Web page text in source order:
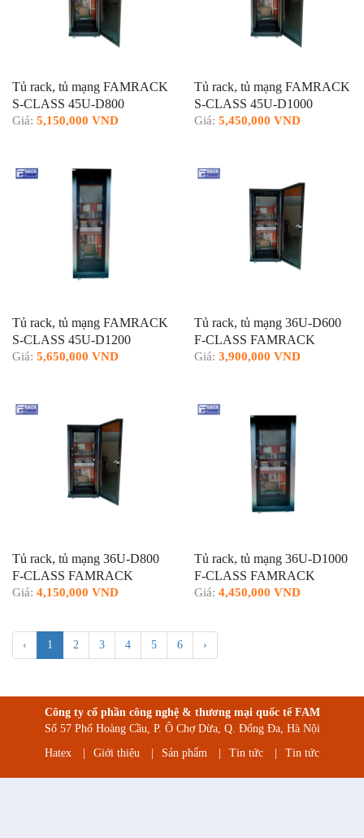
Tủ rack, tủ mạng FAMRACK
S-CLASS 45U-D800
Giá: 5,150,000 VND
Tủ rack, tủ mạng FAMRACK
S-CLASS 45U-D1000
Giá: 5,450,000 VND
Tủ rack, tủ mạng FAMRACK
S-CLASS 45U-D1200
Giá: 5,650,000 VND
Tủ rack, tủ mạng 36U-D600
F-CLASS FAMRACK
Giá: 3,900,000 VND
Tủ rack, tủ mạng 36U-D800
F-CLASS FAMRACK
Giá: 4,150,000 VND
Tủ rack, tủ mạng 36U-D1000
F-CLASS FAMRACK
Giá: 4,450,000 VND
‹ 1 2 3 4 5 6 ›
Công ty cổ phần công nghệ & thương mại quốc tế FAM
Số 57 Phố Hoàng Cầu, P. Ô Chợ Dừa, Q. Đống Đa, Hà Nội
Hatex
Giới thiệu Sản phẩm Tin tức Tin tức